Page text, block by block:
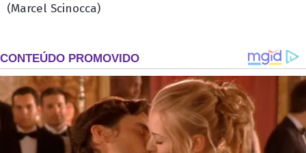
(Marcel Scinocca)